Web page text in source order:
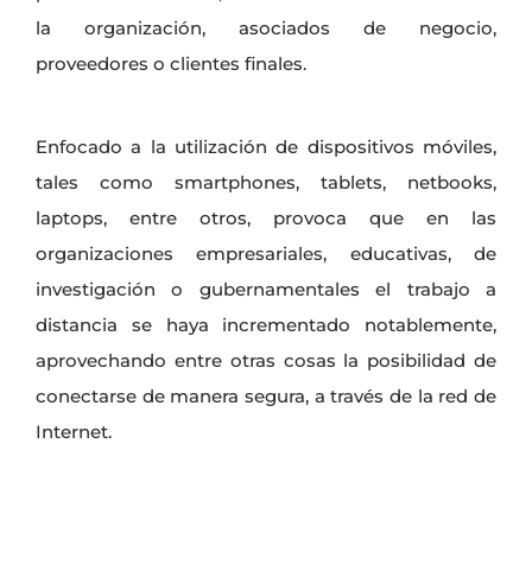
la organización, asociados de negocio,
proveedores o clientes finales.
Enfocado a la utilización de dispositivos móviles,
tales como smartphones, tablets, netbooks,
laptops, entre otros, provoca que en las
organizaciones empresariales, educativas, de
investigación o gubernamentales el trabajo a
distancia se haya incrementado notablemente,
aprovechando entre otras cosas la posibilidad de
conectarse de manera segura, a través de la red de
Internet.